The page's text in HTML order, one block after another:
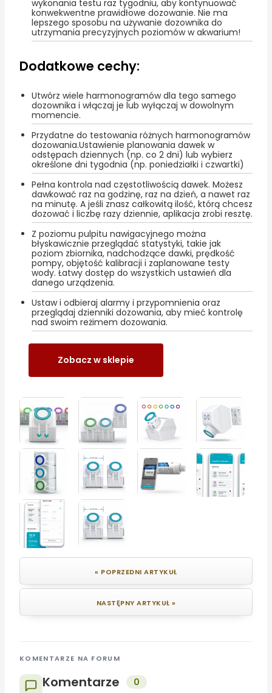
wykonania testu raz tygodniu, aby kontynuować
konwekwentne prawidłowe dozowanie. Nie ma
lepszego sposobu na używanie dozownika do
utrzymania precyzyjnych poziomów w akwarium!
Dodatkowe cechy:
Utwórz wiele harmonogramów dla tego samego
dozownika i włączaj je lub wyłączaj w dowolnym
momencie.
Przydatne do testowania różnych harmonogramów
dozowania.Ustawienie planowania dawek w
odstępach dziennych (np. co 2 dni) lub wybierz
określone dni tygodnia (np. poniedziałki i czwartki)
Pełna kontrola nad częstotliwością dawek. Możesz
dawkować raz na godzinę, raz na dzień, a nawet raz
na minutę. A jeśli znasz całkowitą ilość, którą chcesz
dozować i liczbę razy dziennie, aplikacja zrobi resztę.
Z poziomu pulpitu nawigacyjnego można
błyskawicznie przeglądać statystyki, takie jak
poziom zbiornika, nadchodzące dawki, prędkość
pompy, objętość kalibracji i zaplanowane testy
wody. Łatwy dostęp do wszystkich ustawień dla
danego urządzenia.
Ustaw i odbieraj alarmy i przypomnienia oraz
przeglądaj dzienniki dozowania, aby mieć kontrolę
nad swoim reżimem dozowania.
Zobacz w sklepie
« POPRZEDNI ARTYKUŁ
NASTĘPNY ARTYKUŁ »
KOMENTARZE NA FORUM
Komentarze
0